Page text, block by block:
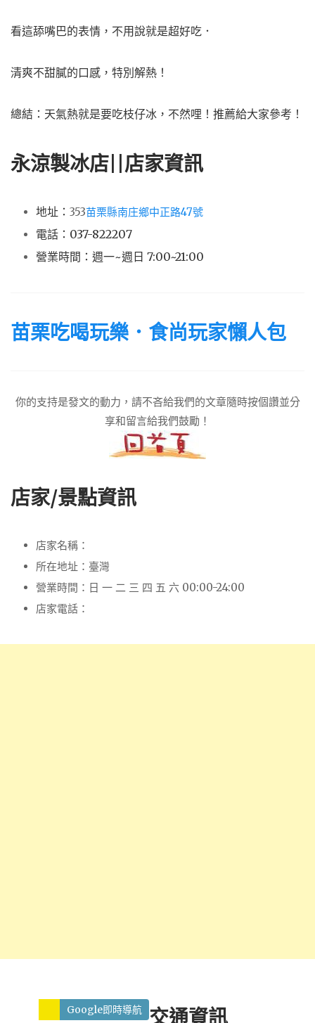
看這舔嘴巴的表情，不用說就是超好吃．
清爽不甜膩的口感，特別解熱！
總結：天氣熱就是要吃枝仔冰，不然哩！推薦給大家參考！
永涼製冰店||店家資訊
地址： 353苗栗縣南庄鄉中正路47號
電話：037-822207
營業時間：週一~週日 7:00~21:00
苗栗吃喝玩樂．食尚玩家懶人包
你的支持是發文的動力，請不吝給我們的文章隨時按個讚並分
享和留言給我們鼓勵！
店家/景點資訊
店家名稱：
所在地址：臺灣
營業時間：日 一 二 三 四 五 六 00:00-24:00
店家電話：
Google即時導航 交通資訊